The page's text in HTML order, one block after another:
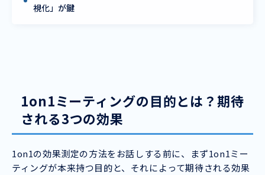
視化」が鍵
1on1ミーティングの目的とは？期待
される3つの効果
1on1の効果測定の方法をお話しする前に、まず1on1ミー
ティングが本来持つ目的と、それによって期待される効果